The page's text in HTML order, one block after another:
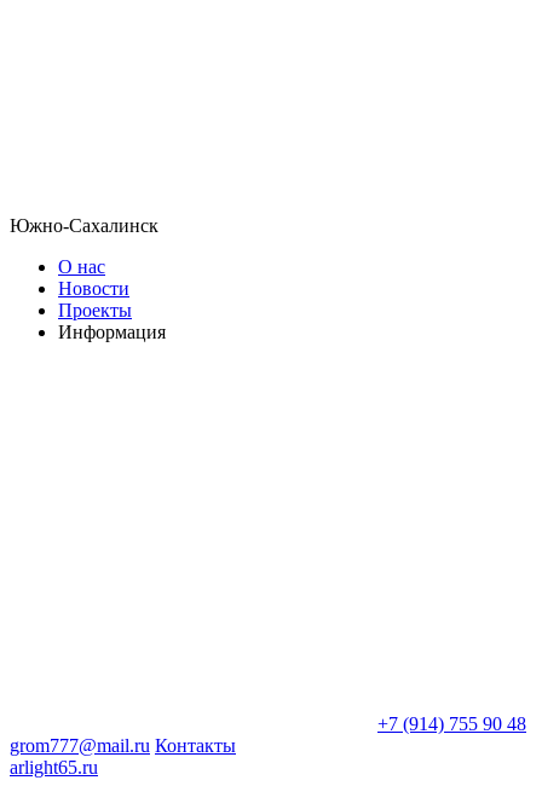
Южно-Сахалинск
О нас
Новости
Проекты
Информация
+7 (914) 755 90 48
grom777@mail.ru Контакты
arlight65.ru